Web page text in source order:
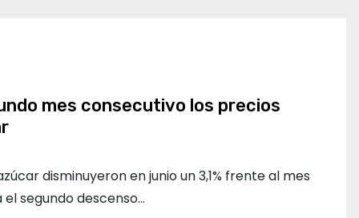
mes consecutivo los precios
disminuyeron en junio un 3,1% frente al mes
segundo descenso…